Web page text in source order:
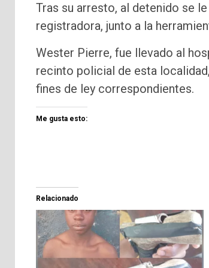
Tras su arresto, al detenido se
registradora, junto a la
Wester Pierre, fue llevado al
recinto policial de esta
fines de ley correspondientes.
Me gusta esto:
Relacionado